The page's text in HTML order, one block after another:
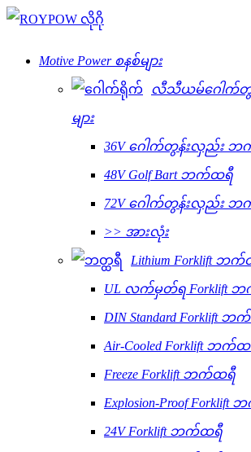
Motive Power စနစ်များ
လီသီယမ်ဂေါက်
များ
36V ဂေါက်တွန်းလှည်း
48V Golf Bart ဘက်ထရီ
72V ဂေါက်တွန်းလှည်း
>> အားလုံး
Lithium Forklift ဘက်
UL လက်မှတ်ရ Forklift
DIN Standard Forklift
Air-Cooled Forklift ဘက်
Freeze Forklift ဘက်ထရီ
Explosion-Proof
24V Forklift ဘက်ထရီ